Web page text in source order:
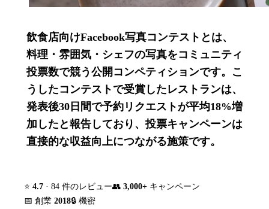
飲食店向けFacebook写真コンテストとは、
料理・雰囲気・シェフの写真をコミュニティ
投票数で競う公開コンペティションです。こ
うしたコンテストで受賞したレストランは、
発表後30日間で予約リクエストが平均18%増
加したと報告しており、投票キャンペーンは
直接的な収益向上につながる施策です。
⭐ 4.7 · 84 件のレビュー👥 3,000+ キャンペーン
📅 創業 2018🔒 機密